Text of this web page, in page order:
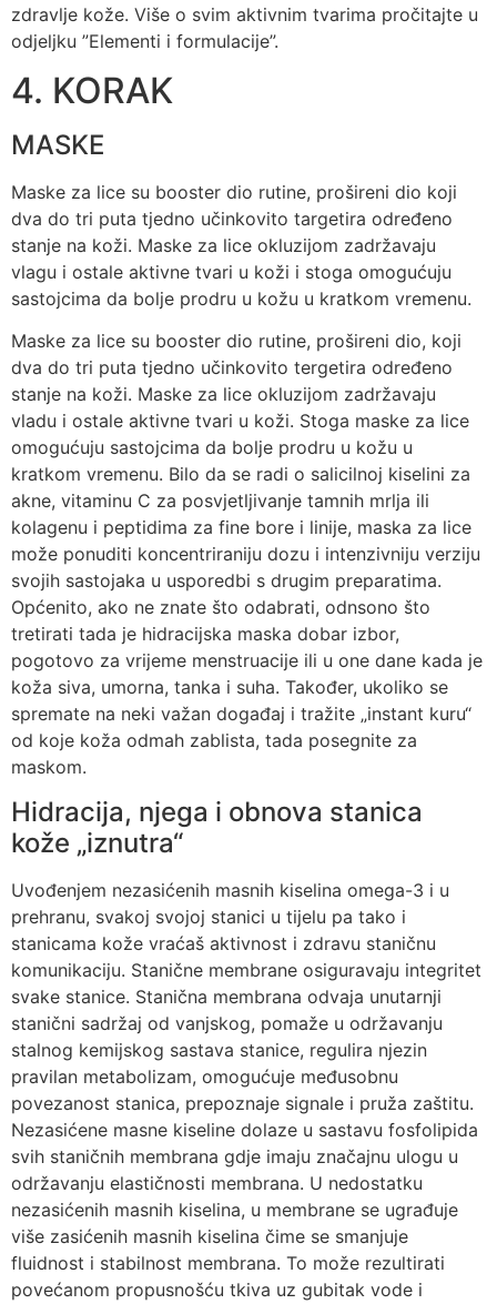
zdravlje kože. Više o svim aktivnim tvarima pročitajte u
odjeljku ”Elementi i formulacije”.
4. KORAK
MASKE
Maske za lice su booster dio rutine, prošireni dio koji
dva do tri puta tjedno učinkovito targetira određeno
stanje na koži. Maske za lice okluzijom zadržavaju
vlagu i ostale aktivne tvari u koži i stoga omogućuju
sastojcima da bolje prodru u kožu u kratkom vremenu.
Maske za lice su booster dio rutine, prošireni dio, koji
dva do tri puta tjedno učinkovito tergetira određeno
stanje na koži. Maske za lice okluzijom zadržavaju
vladu i ostale aktivne tvari u koži. Stoga maske za lice
omogućuju sastojcima da bolje prodru u kožu u
kratkom vremenu. Bilo da se radi o salicilnoj kiselini za
akne, vitaminu C za posvjetljivanje tamnih mrlja ili
kolagenu i peptidima za fine bore i linije, maska ​​za lice
može ponuditi koncentriraniju dozu i intenzivniju verziju
svojih sastojaka u usporedbi s drugim preparatima.
Općenito, ako ne znate što odabrati, odnsono što
tretirati tada je hidracijska maska dobar izbor,
pogotovo za vrijeme menstruacije ili u one dane kada je
koža siva, umorna, tanka i suha. Također, ukoliko se
spremate na neki važan događaj i tražite „instant kuru“
od koje koža odmah zablista, tada posegnite za
maskom.
Hidracija, njega i obnova stanica
kože „iznutra“
Uvođenjem nezasićenih masnih kiselina omega-3 i u
prehranu, svakoj svojoj stanici u tijelu pa tako i
stanicama kože vraćaš aktivnost i zdravu staničnu
komunikaciju. Stanične membrane osiguravaju integritet
svake stanice. Stanična membrana odvaja unutarnji
stanični sadržaj od vanjskog, pomaže u održavanju
stalnog kemijskog sastava stanice, regulira njezin
pravilan metabolizam, omogućuje međusobnu
povezanost stanica, prepoznaje signale i pruža zaštitu.
Nezasićene masne kiseline dolaze u sastavu fosfolipida
svih staničnih membrana gdje imaju značajnu ulogu u
održavanju elastičnosti membrana. U nedostatku
nezasićenih masnih kiselina, u membrane se ugrađuje
više zasićenih masnih kiselina čime se smanjuje
fluidnost i stabilnost membrana. To može rezultirati
povećanom propusnošću tkiva uz gubitak vode i